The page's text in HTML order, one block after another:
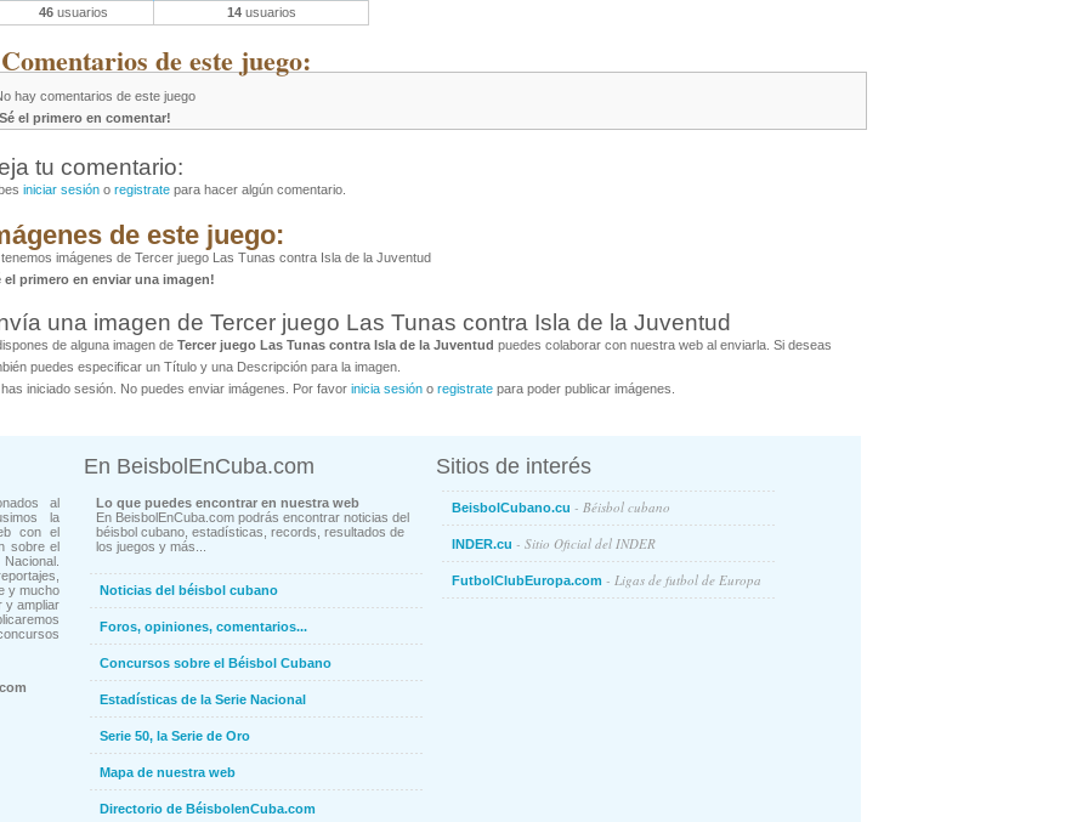
46 usuarios 14usuarios
de este juego:
hay comentarios de este juego
el primero en comentar!
tu comentario:
iniciar sesión o registrate para hacer algún comentario.
de este juego:
tenemos imágenes de Tercer juego Las Tunas contra Isla de la Juventud
el primero en enviar una imagen!
una imagen de Tercer juego Las Tunas contra Isla de la Juventud
de alguna imagen de Tercer juego Las Tunas contra Isla de la Juventud puedes colaborar con nuestra web al enviarla. Si deseas
puedes especificar un Título y una Descripción para la imagen.
has iniciado sesión. No puedes enviar imágenes. Por favor inicia sesión o registrate para poder publicar imágenes.
al
la
con el
sobre el
y mucho
y ampliar
En BeisbolEnCuba.com
Lo que puedes encontrar en nuestra web
En BeisbolEnCuba.com podrás encontrar noticias del
béisbol cubano, estadísticas, records, resultados de
los juegos y más...
Noticias del béisbol cubano
Foros, opiniones, comentarios...
Concursos sobre el Béisbol Cubano
Estadísticas de la Serie Nacional
Serie 50, la Serie de Oro
Mapa de nuestra web
Directorio de BéisbolenCuba.com
Sitios de interés
BeisbolCubano.cu - Béisbol cubano
INDER.cu - Sitio Oficial del INDER
FutbolClubEuropa.com - Ligas de futbol de Europa